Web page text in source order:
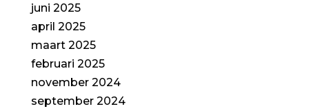
juni 2025
april 2025
maart 2025
februari 2025
november 2024
september 2024